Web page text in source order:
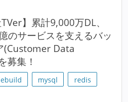
】累計9,000万DL、
のサービスを支えるバッ
(Customer Data
募集！
mysql
redis